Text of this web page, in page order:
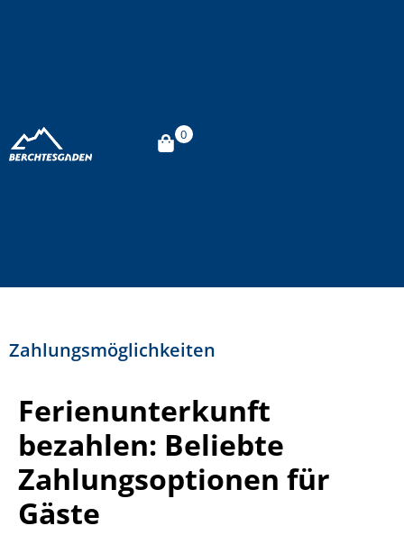
0
Zahlungsmöglichkeiten
Ferienunterkunft
bezahlen: Beliebte
Zahlungsoptionen für
Gäste